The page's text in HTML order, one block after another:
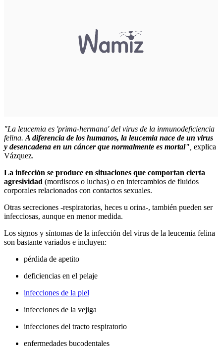
"La leucemia es 'prima-hermana' del virus de la inmunodeficiencia
felina. A diferencia de los humanos, la leucemia nace de un virus
y desencadena en un cáncer que normalmente es mortal" explica
Vázquez.
La infección se produce en situaciones que comportan cierta
agresividad (mordiscos o luchas) o en intercambios de fluidos
corporales relacionados con contactos sexuales.
Otras secreciones -respiratorias, heces u orina-, también pueden ser
infecciosas, aunque en menor medida.
Los signos y síntomas de la infección del virus de la leucemia felina
son bastante variados e incluyen:
pérdida de apetito
deficiencias en el pelaje
infecciones de la piel
infecciones de la vejiga
infecciones del tracto respiratorio
enfermedades bucodentales